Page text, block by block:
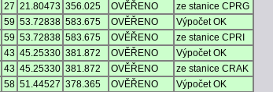
27 21.80473 356.025 OVĚŘENO
ze stanice CPRG
59 53.72838 583.675 OVĚŘENO
Výpočet OK
59 53.72838 583.675 OVĚŘENO
ze stanice CPRI
43 45.25330 381.872 OVĚŘENO
Výpočet OK
43 45.25330 381.872 OVĚŘENO
ze stanice CRAK
58 51.44527 378.365 OVĚŘENO
Výpočet OK